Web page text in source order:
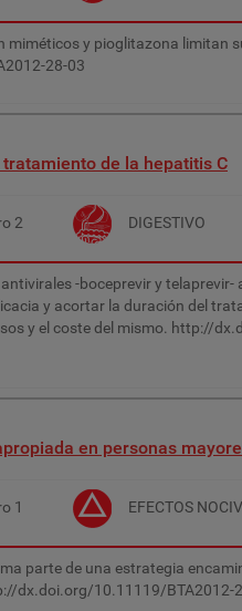
miméticos y pioglitazona limitan
28-03
de la hepatitis C
2 DIGESTIVO
-boceprevir y
y acortar la duración del
y el coste del mismo. http://
en personas
1 EFECTOS
parte de una estrategia
dx.doi.org/10.11119/BTA2012-